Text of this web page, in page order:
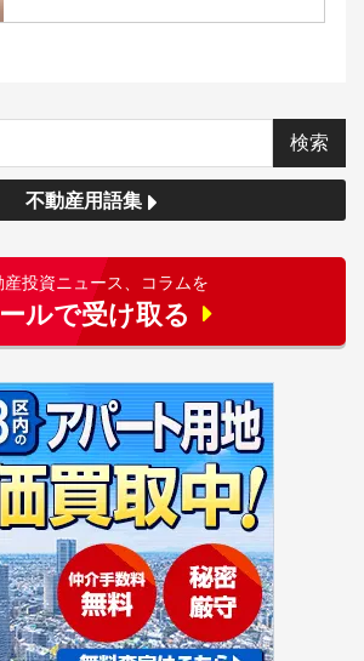
不動産用語集
産投資ニュース、コラムを
ルで受け取る